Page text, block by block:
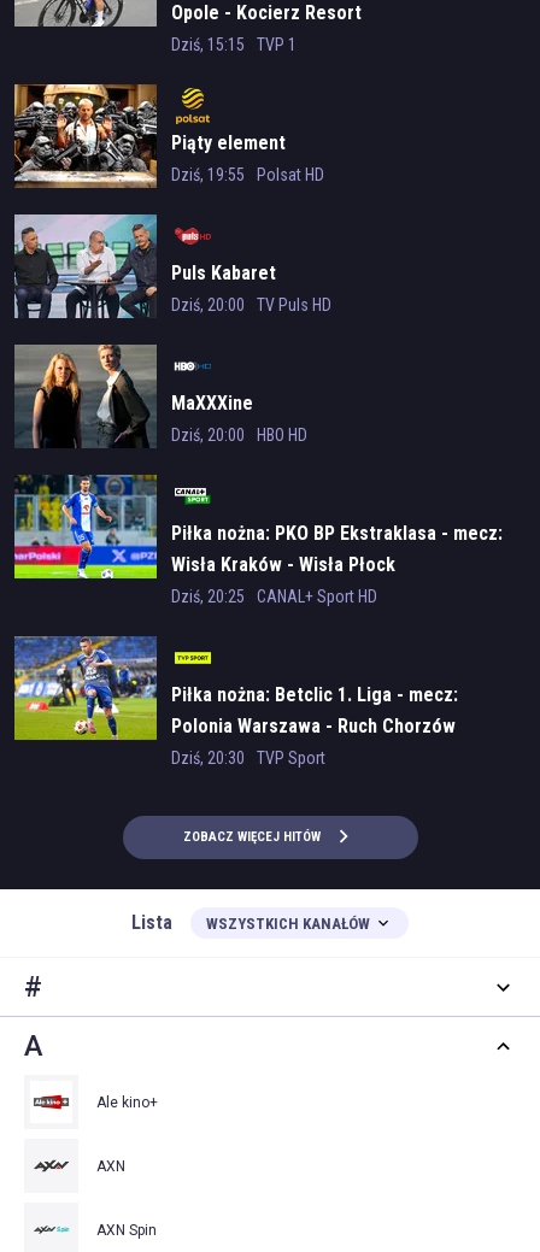
Opole - Kocierz Resort
Dziś, 15:15 TVP 1
Piąty element
Dziś, 19:55 Polsat HD
Puls Kabaret
Dziś, 20:00 TV Puls HD
MaXXXine
Dziś, 20:00 HBO HD
Piłka nożna: PKO BP Ekstraklasa - mecz:
Wisła Kraków - Wisła Płock
Dziś, 20:25 CANAL+ Sport HD
Piłka nożna: Betclic 1. Liga - mecz:
Polonia Warszawa - Ruch Chorzów
Dziś, 20:30 TVP Sport
ZOBACZ WIĘCEJ HITÓW
Lista WSZYSTKICH KANAŁÓW
#
A
Ale kino+
AXN
AXN Spin